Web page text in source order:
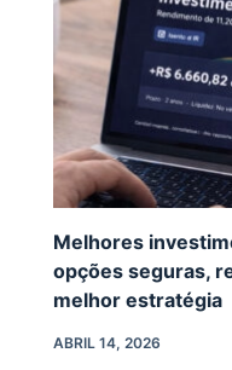
Melhores
opções seguras,
melhor estratégia
ABRIL 14, 2026